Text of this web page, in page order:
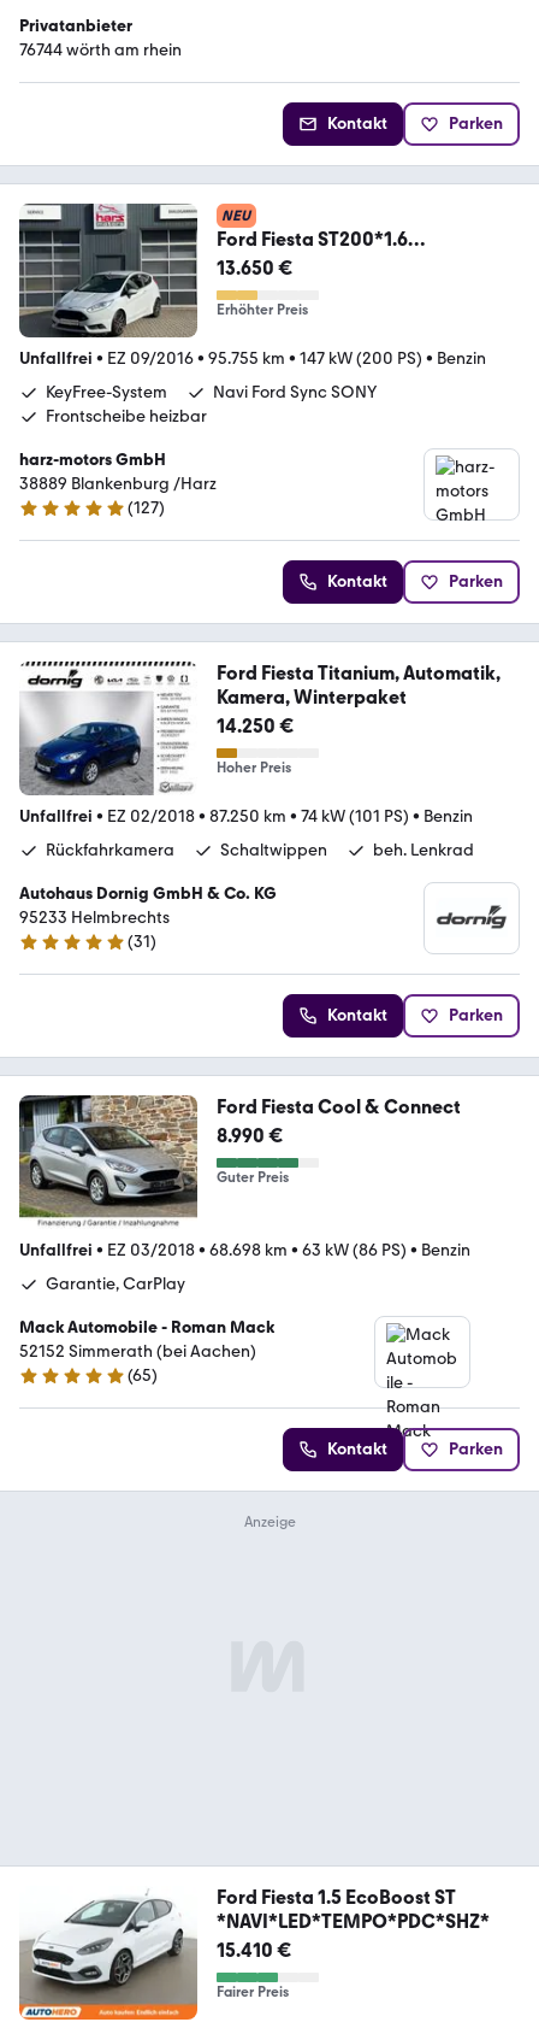
Privatanbieter
76744 wörth am rhein
Kontakt Parken
NEU
Ford Fiesta ST200*1.6
EcoBoost*2.Hd*Recaro*Kamera*
SHZ
13.650 €
Erhöhter Preis
Unfallfrei • EZ 09/2016• 95.755 km • 147 kW (200 PS) • Benzin
KeyFree-System
Navi Ford Sync SONY
Frontscheibe heizbar
harz-motors GmbH
38889 Blankenburg /Harz
5 Sterne
(127)
Kontakt Parken
Ford Fiesta Titanium, Automatik,
Kamera, Winterpaket
14.250 €
Hoher Preis
Unfallfrei • EZ 02/2018• 87.250 km • 74 kW (101 PS) • Benzin
Rückfahrkamera
Schaltwippen beh. Lenkrad
Autohaus Dornig GmbH & Co. KG
95233 Helmbrechts
5 Sterne
(31)
Kontakt Parken
Ford Fiesta Cool & Connect
8.990 €
Guter Preis
Unfallfrei • EZ 03/2018• 68.698 km • 63 kW (86 PS) • Benzin
Garantie, CarPlay
Mack Automobile - Roman Mack
52152 Simmerath (bei Aachen)
4.8 Sterne
(65)
Kontakt Parken
Ford Fiesta 1.5 EcoBoost ST
*NAVI*LED*TEMPO*PDC*SHZ*
15.410 €
Fairer Preis